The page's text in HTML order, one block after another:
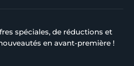
spéciales, de réductions et
en avant-première !